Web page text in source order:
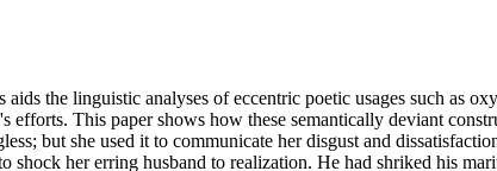
the linguistic analyses of eccentric poetic usages such as
This paper shows how these semantically deviant
but she used it to communicate her disgust and
shock her erring husband to realization. He had shriked his